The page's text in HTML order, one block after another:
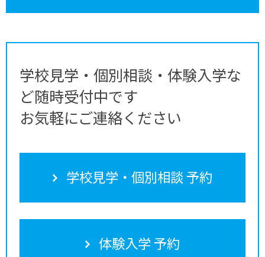
学校見学・個別相談・体験入学な
ど随時受付中です
お気軽にご連絡ください
学校見学・個別相談 予約
体験入学 予約